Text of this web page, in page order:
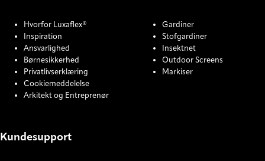
Hvorfor Luxaflex®
Inspiration
Ansvarlighed
Børnesikkerhed
Privatlivserklæring
Cookiemeddelelse
Arkitekt og Entreprenør
Gardiner
Stofgardiner
Insektnet
Outdoor Screens
Markiser
Kundesupport